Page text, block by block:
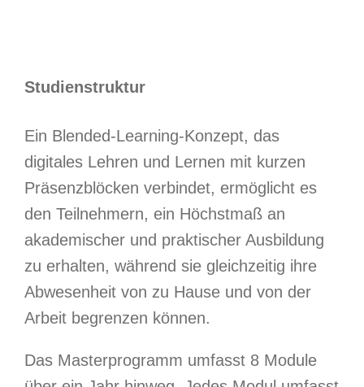
Studienstruktur
Ein Blended-Learning-Konzept, das
digitales Lehren und Lernen mit kurzen
Präsenzblöcken verbindet, ermöglicht es
den Teilnehmern, ein Höchstmaß an
akademischer und praktischer Ausbildung
zu erhalten, während sie gleichzeitig ihre
Abwesenheit von zu Hause und von der
Arbeit begrenzen können.
Das Masterprogramm umfasst 8 Module